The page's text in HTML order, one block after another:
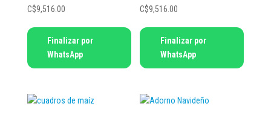
C$9,516.00
Finalizar por
WhatsApp
C$9,516.00
Finalizar por
WhatsApp